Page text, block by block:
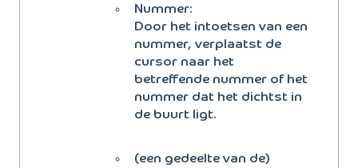
Nummer:
Door het intoetsen van een
nummer, verplaatst de
cursor naar het
betreffende nummer of het
nummer dat het dichtst in
de buurt ligt.
(een gedeelte van de)